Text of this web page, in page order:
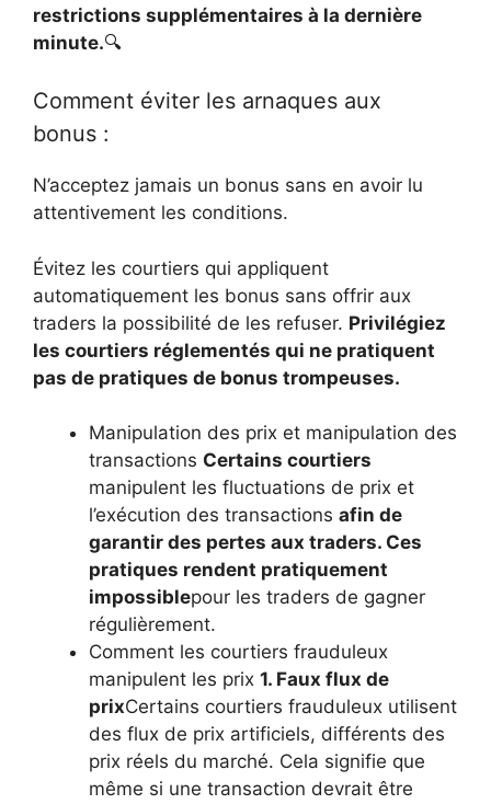
restrictions supplémentaires à la dernière
minute.🔍
Comment éviter les arnaques aux
bonus :
N’acceptez jamais un bonus sans en avoir lu
attentivement les conditions.
Évitez les courtiers qui appliquent
automatiquement les bonus sans offrir aux
traders la possibilité de les refuser. Privilégiez
les courtiers réglementés qui ne pratiquent
pas de pratiques de bonus trompeuses.
Manipulation des prix et manipulation des
transactions Certains courtiers
manipulent les fluctuations de prix et
l’exécution des transactions afin de
garantir des pertes aux traders. Ces
pratiques rendent pratiquement
impossiblepour les traders de gagner
régulièrement.
Comment les courtiers frauduleux
manipulent les prix 1. Faux flux de
prixCertains courtiers frauduleux utilisent
des flux de prix artificiels, différents des
prix réels du marché. Cela signifie que
même si une transaction devrait être